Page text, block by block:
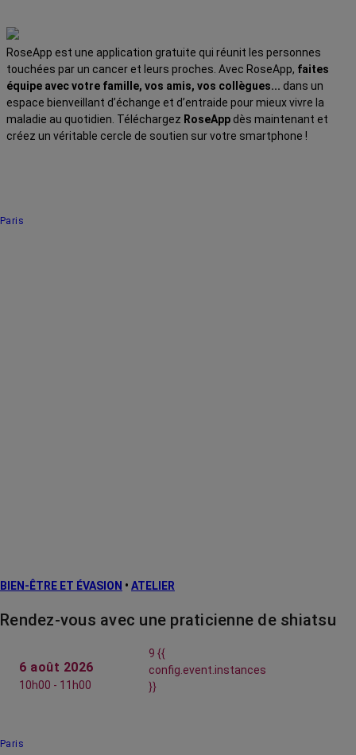
RoseApp est une application gratuite qui réunit les personnes
touchées par un cancer et leurs proches. Avec RoseApp, faites
équipe avec votre famille, vos amis, vos collègues... dans un
espace bienveillant d’échange et d’entraide pour mieux vivre la
maladie au quotidien. Téléchargez RoseApp dès maintenant et
créez un véritable cercle de soutien sur votre smartphone !
Paris
BIEN-ÊTRE ET ÉVASION • ATELIER
Rendez-vous avec une praticienne de shiatsu
6 août 2026
10h00 - 11h00
9 {{
config.event.instances
}}
Paris